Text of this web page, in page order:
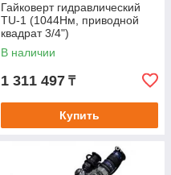
Гайковерт гидравлический
TU-1 (1044Нм, приводной
квадрат 3/4")
В наличии
1 311 497 ₸
Купить